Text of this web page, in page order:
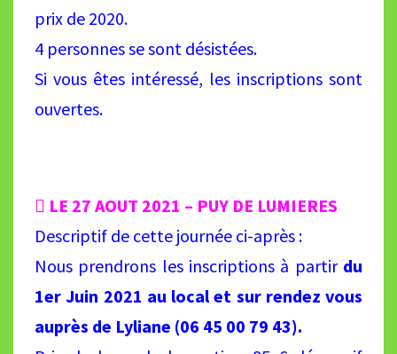
prix de 2020.
4 personnes se sont désistées.
Si vous êtes intéressé, les inscriptions sont
ouvertes.
 LE 27 AOUT 2021 – PUY DE LUMIERES
Descriptif de cette journée ci-après :
Nous prendrons les inscriptions à partir du
1er Juin 2021 au local et sur rendez vous
auprès de Lyliane (06 45 00 79 43).